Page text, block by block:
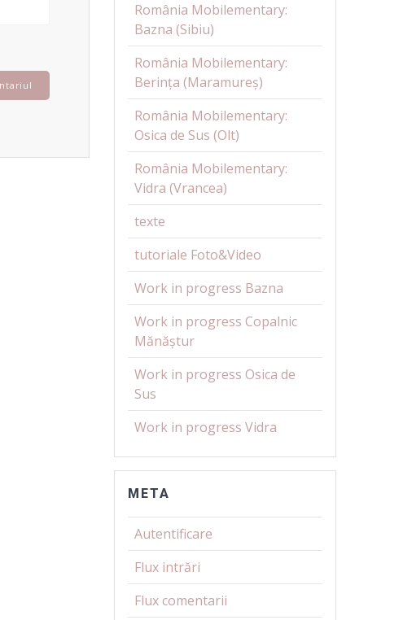
România Mobilementary:
Bazna (Sibiu)
România Mobilementary:
Berința (Maramureș)
România Mobilementary:
Osica de Sus (Olt)
România Mobilementary:
Vidra (Vrancea)
texte
tutoriale Foto&Video
Work in progress Bazna
Work in progress Copalnic
Mănăștur
Work in progress Osica de
Sus
Work in progress Vidra
META
Autentificare
Flux intrări
Flux comentarii